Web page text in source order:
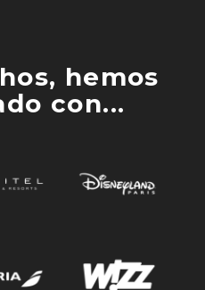
hemos
con...